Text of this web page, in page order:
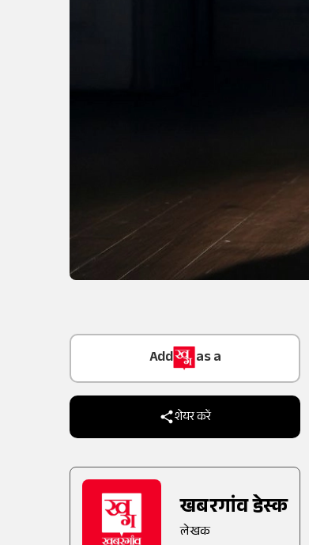
Trusted Source on
शेयर करें
खबरगांव डेस्क
लेखक